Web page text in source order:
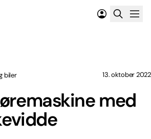
med
biler 13. oktober 2022